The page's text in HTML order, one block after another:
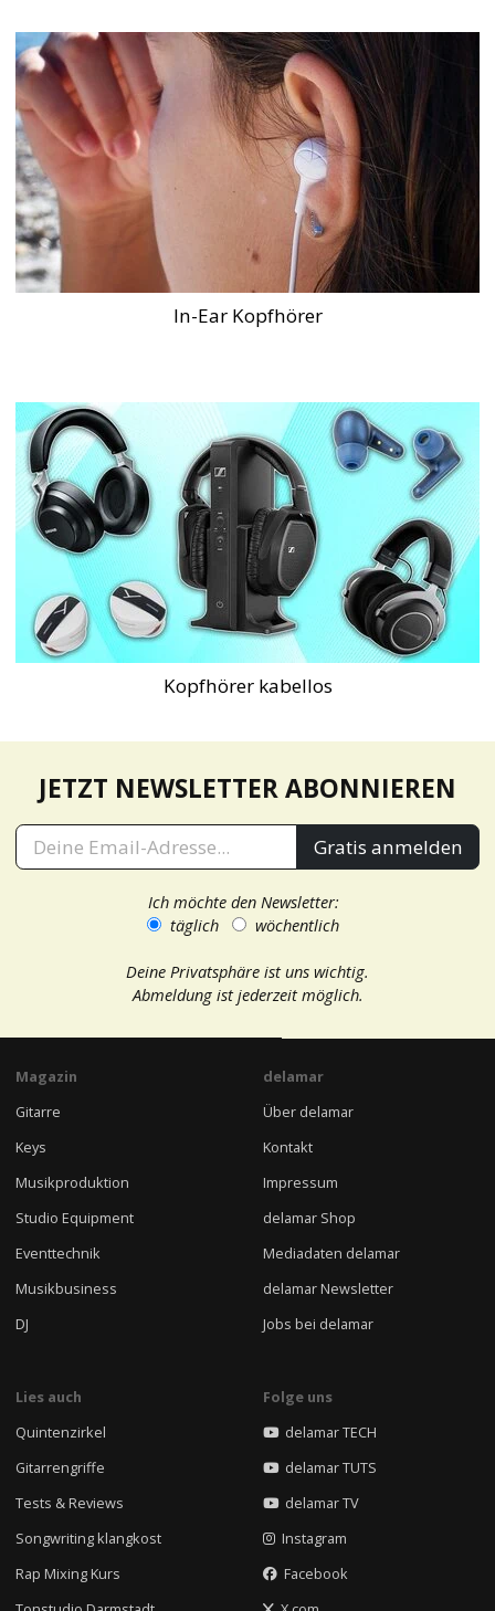
In-Ear Kopfhörer
Kopfhörer kabellos
JETZT NEWSLETTER ABONNIEREN
Gratis anmelden
Ich möchte den Newsletter:
täglich
wöchentlich
Deine Privatsphäre ist uns wichtig.
Abmeldung ist jederzeit möglich.
Magazin
Gitarre
Keys
Musikproduktion
Studio Equipment
Eventtechnik
Musikbusiness
DJ
delamar
Über delamar
Kontakt
Impressum
delamar Shop
Mediadaten delamar
delamar Newsletter
Jobs bei delamar
Lies auch
Quintenzirkel
Gitarrengriffe
Tests & Reviews
Songwriting klangkost
Rap Mixing Kurs
Folge uns
delamar TECH
delamar TUTS
delamar TV
Instagram
Facebook